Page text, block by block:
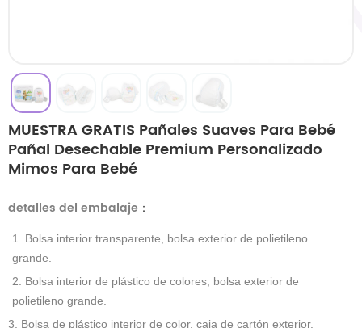
MUESTRA GRATIS Pañales Suaves Para Bebé
Pañal Desechable Premium Personalizado
Mimos Para Bebé
detalles del embalaje ：
1. Bolsa interior transparente, bolsa exterior de polietileno
grande.
2. Bolsa interior de plástico de colores, bolsa exterior de
polietileno grande.
3. Bolsa de plástico interior de color, caja de cartón exterior.